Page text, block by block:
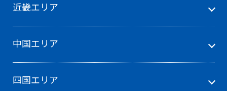
近畿エリア
中国エリア
四国エリア